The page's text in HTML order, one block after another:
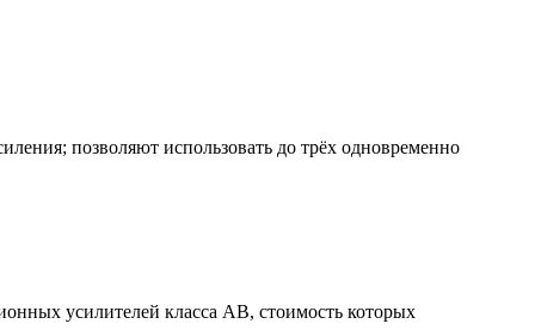
позволяют использовать до трёх одновременно
усилителей класса АВ, стоимость которых